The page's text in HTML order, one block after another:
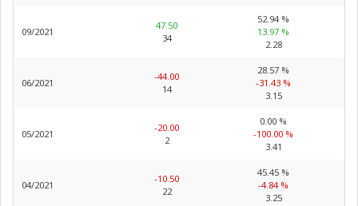
09/2021
47.50
34
52.94 %
13.97 %
2.28
06/2021
-44.00
14
28.57 %
-31.43 %
3.15
05/2021
-20.00
2
0.00 %
-100.00 %
3.41
04/2021
-10.50
22
45.45 %
-4.84 %
3.25